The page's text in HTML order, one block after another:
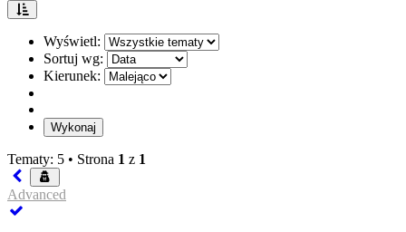
Wyświetl:
Sortuj wg:
Kierunek:
Tematy: 5 • Strona 1 z 1
Advanced